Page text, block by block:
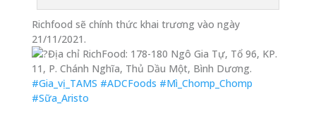
Richfood sẽ chính thức khai trương vào ngày
21/11/2021.
Địa chỉ RichFood: 178-180 Ngô Gia Tự, Tổ 96, KP.
11, P. Chánh Nghĩa, Thủ Dầu Một, Bình Dương.
#Gia_vị_TAMS #ADCFoods #Mì_Chomp_Chomp
#Sữa_Aristo